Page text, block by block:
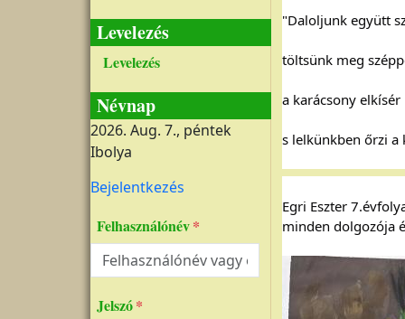
Levelezés
Levelezés
Névnap
2026. Aug. 7., péntek
Ibolya
Felhasználói fiók menüje
Bejelentkezés
Felhasználónév
Jelszó
"Daloljunk együtt
töltsünk meg
a karácsony
s lelkünkben őrzi a
Egri Eszter
minden dolgozója